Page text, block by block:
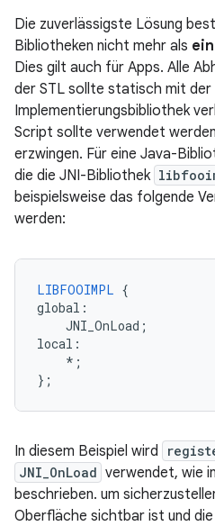
Die zuverlässigste Lösung
Bibliotheken nicht mehr als
Dies gilt auch für Apps. Alle
der STL sollte statisch mit der
Implementierungsbibliothek
Script sollte verwendet
erzwingen. Für eine Java-
die die JNI-Bibliothek
beispielsweise das folgende
werden:
LIBFOOIMPL {
global :
JNI_OnLoad ;
local :
* ;
} ;
In diesem Beispiel wird
JNI_OnLoad verwendet, wie
beschrieben. um
Oberfläche sichtbar ist und